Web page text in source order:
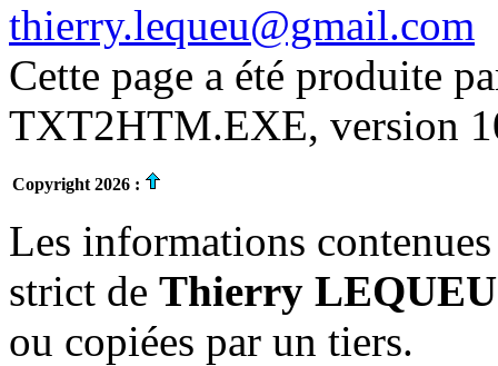
thierry.lequeu@gmail.com
Cette page a été produite
TXT2HTM.EXE, version
Copyright 2026 :
Les informations
strict de Thierry LEQUEU
ou copiées par un tiers.